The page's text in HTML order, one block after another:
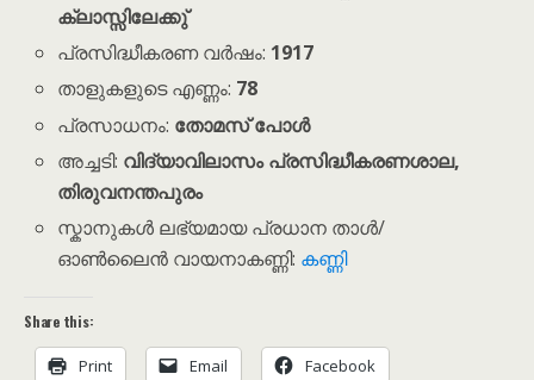
ക്ലാസ്സിലേക്കു്
പ്രസിദ്ധീകരണ വർഷം: 1917
താളുകളുടെ എണ്ണം: 78
പ്രസാധനം: തോമസ് പോൾ
അച്ചടി: വിദ്യാവിലാസം പ്രസിദ്ധീകരണശാല,
തിരുവനന്തപുരം
സ്കാനുകൾ ലഭ്യമായ പ്രധാന താൾ/
ഓൺലൈൻ വായനാകണ്ണി: കണ്ണി
Share this:
Print Email Facebook